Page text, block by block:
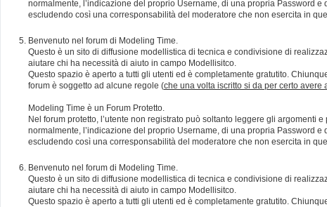
normalmente, l’indicazione del proprio Username, di una propria Password
escludendo così una corresponsabilità del moderatore che non esercita in
Benvenuto nel forum di Modeling Time.
Questo è un sito di diffusione modellistica di tecnica e condivisione di
aiutare chi ha necessità di aiuto in campo Modellisitco.
Questo spazio è aperto a tutti gli utenti ed è completamente gratutito.
forum è soggetto ad alcune regole (che una volta iscritto si da per certo avere
Modeling Time è un Forum Protetto.
Nel forum protetto, l’utente non registrato può soltanto leggere gli
normalmente, l’indicazione del proprio Username, di una propria Password
escludendo così una corresponsabilità del moderatore che non esercita in
Benvenuto nel forum di Modeling Time.
Questo è un sito di diffusione modellistica di tecnica e condivisione di
aiutare chi ha necessità di aiuto in campo Modellisitco.
Questo spazio è aperto a tutti gli utenti ed è completamente gratutito.